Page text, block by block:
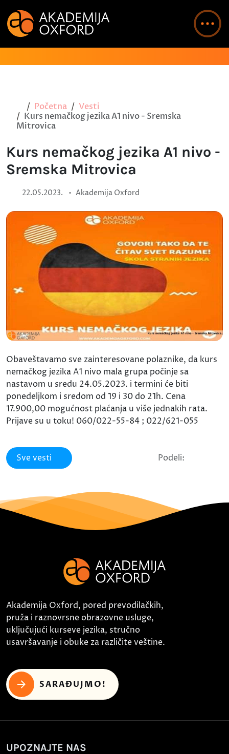
Početna
Vesti
Kurs nemačkog jezika A1 nivo - Sremska
Mitrovica
Kurs nemačkog jezika A1 nivo -
Sremska Mitrovica
22.05.2023. • Akademija Oxford
Obaveštavamo sve zainteresovane polaznike, da kurs
nemačkog jezika A1 nivo mala grupa počinje sa
nastavom u sredu 24.05.2023. i termini će biti
ponedeljkom i sredom od 19 i 30 do 21h. Cena
17.900,00 mogućnost plaćanja u više jednakih rata.
Prijave su u toku! 060/022-55-84 ; 022/621-055
Sve vesti Podeli:
Akademija Oxford, pored prevodilačkih,
pruža i raznovrsne obrazovne usluge,
uključujući kurseve jezika, stručno
usavršavanje i obuke za različite veštine.
SARAĐUJMO!
UPOZNAJTE NAS